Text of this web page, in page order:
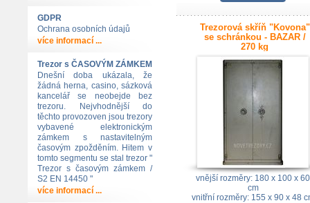
GDPR
Ochrana osobních údajů
více informací ...
Trezor s ČASOVÝM ZÁMKEM
Dnešní doba ukázala, že
žádná herna, casino, sázková
kancelář se neobejde bez
trezoru. Nejvhodnější do
těchto provozoven jsou trezory
vybavené elektronickým
zámkem s nastavitelným
časovým zpožděním. Hitem v
tomto segmentu se stal trezor "
Trezor s časovým zámkem /
S2 EN 14450 "
více informací ...
Trezorová skříň "Kovona"
se schránkou - BAZAR /
270 kg
vnější rozměry: 180 x 100 x 60
cm
vnitřní rozměry: 155 x 90 x 48